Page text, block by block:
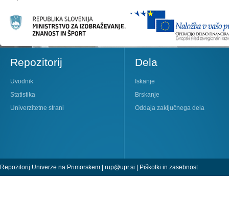
Repozitorij
Uvodnik
Statistika
Univerzitetne strani
Dela
Iskanje
Brskanje
Oddaja zaključnega dela
Repozitorij Univerze na Primorskem | rup@upr.si | Piškotki in zasebnost